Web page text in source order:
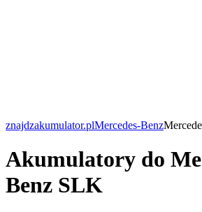
znajdzakumulator.plMercedes-Benz
Akumulatory do
Benz SLK